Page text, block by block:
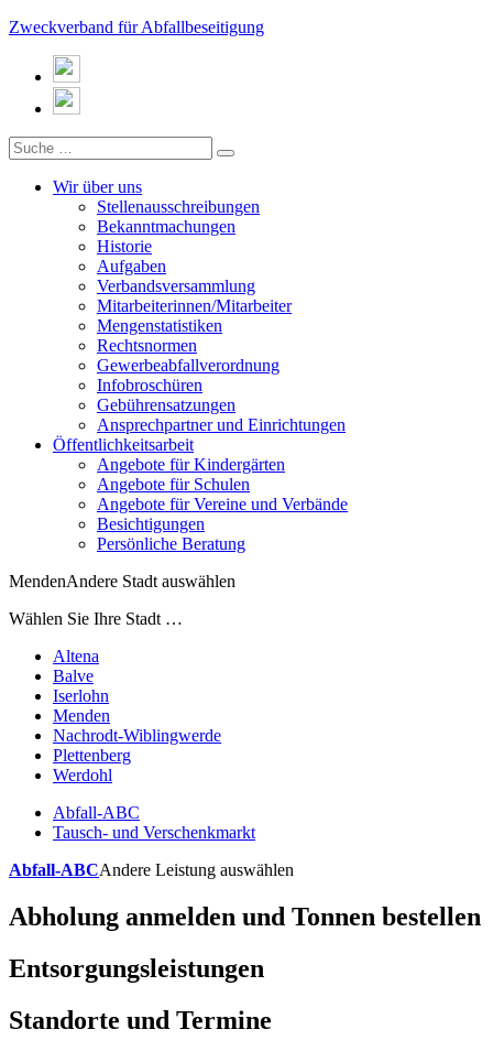
Zweckverband für Abfallbeseitigung
Wir über uns
Stellenausschreibungen
Bekanntmachungen
Historie
Aufgaben
Verbandsversammlung
Mitarbeiterinnen/Mitarbeiter
Mengenstatistiken
Rechtsnormen
Gewerbeabfallverordnung
Infobroschüren
Gebührensatzungen
Ansprechpartner und Einrichtungen
Öffentlichkeitsarbeit
Angebote für Kindergärten
Angebote für Schulen
Angebote für Vereine und Verbände
Besichtigungen
Persönliche Beratung
MendenAndere Stadt auswählen
Wählen Sie Ihre Stadt …
Altena
Balve
Iserlohn
Menden
Nachrodt-Wiblingwerde
Plettenberg
Werdohl
Abfall-ABC
Tausch- und Verschenkmarkt
Abfall-ABCAndere Leistung auswählen
Abholung anmelden und Tonnen bestellen
Entsorgungsleistungen
Standorte und Termine